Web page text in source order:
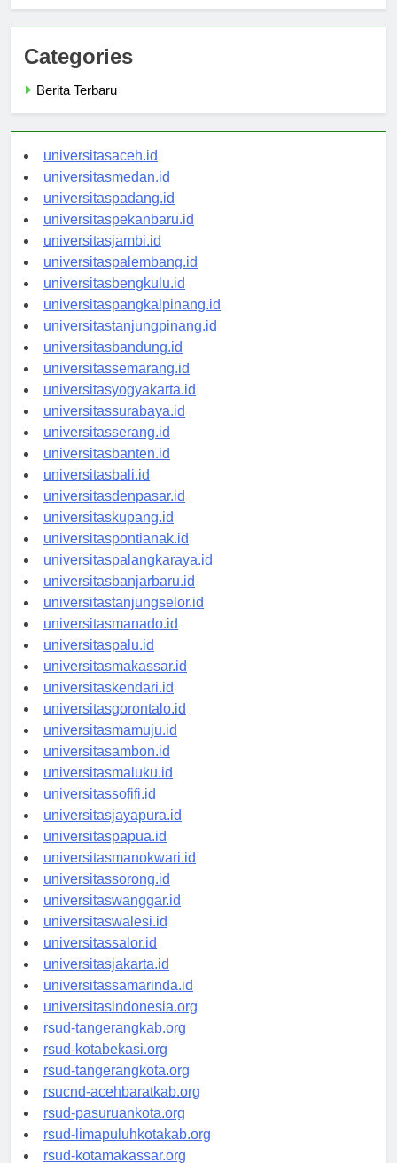
Categories
universitasaceh.id
universitasmedan.id
universitaspadang.id
universitaspekanbaru.id
universitasjambi.id
universitaspalembang.id
universitasbengkulu.id
universitaspangkalpinang.id
universitastanjungpinang.id
universitasbandung.id
universitassemarang.id
universitasyogyakarta.id
universitassurabaya.id
universitasserang.id
universitasbanten.id
universitasbali.id
universitasdenpasar.id
universitaskupang.id
universitaspontianak.id
universitaspalangkaraya.id
universitasbanjarbaru.id
universitastanjungselor.id
universitasmanado.id
universitaspalu.id
universitasmakassar.id
universitaskendari.id
universitasgorontalo.id
universitasmamuju.id
universitasambon.id
universitasmaluku.id
universitassofifi.id
universitasjayapura.id
universitaspapua.id
universitasmanokwari.id
universitassorong.id
universitaswanggar.id
universitaswalesi.id
universitassalor.id
universitasjakarta.id
universitassamarinda.id
universitasindonesia.org
rsud-tangerangkab.org
rsud-kotabekasi.org
rsud-tangerangkota.org
rsucnd-acehbaratkab.org
rsud-pasuruankota.org
rsud-limapuluhkotakab.org